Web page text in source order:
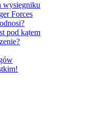
wysięgniku
Forces
pod kątem